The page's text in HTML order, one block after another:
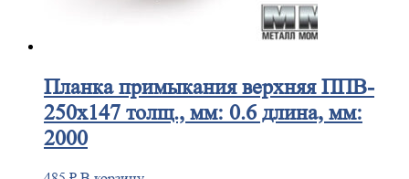
Планкапримыкания верхняя ППВ-
250х147 толщ., мм: 0.6 длина, мм:
2000